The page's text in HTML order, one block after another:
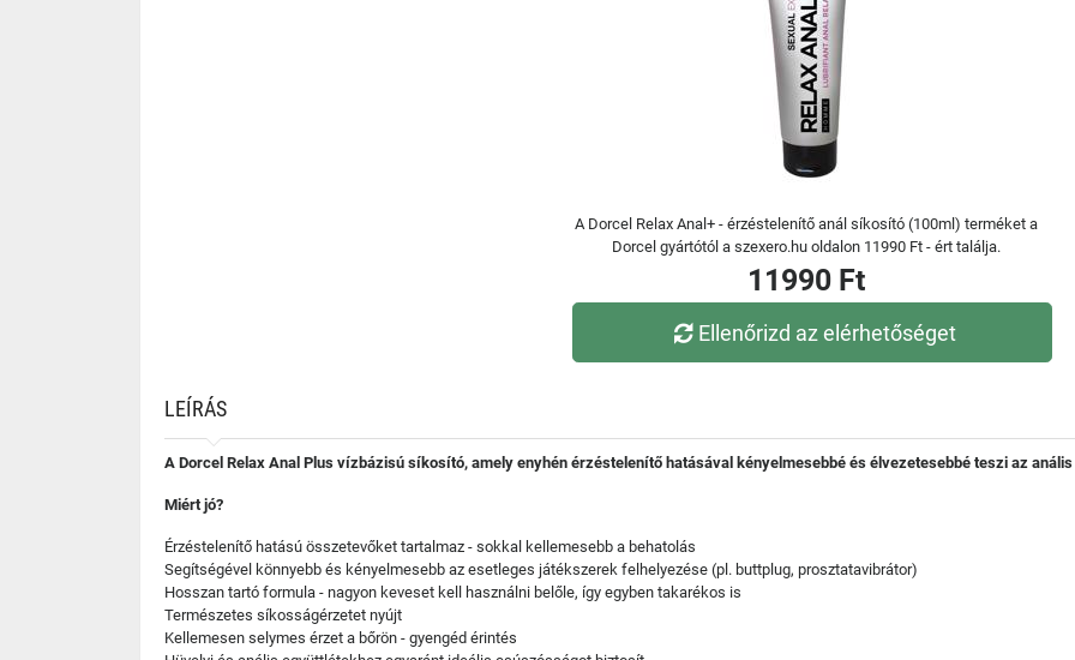
A Dorcel Relax Anal+ - érzéstelenítő anál síkosító (100ml) terméket a
Dorcel gyártótól a szexero.hu oldalon 11990 Ft - ért találja.
11990 Ft
Ellenőrizd az elérhetőséget
LEÍRÁS
A Dorcel Relax Anal Plus vízbázisú síkosító, amely enyhén érzéstelenítő hatásával kényelmesebbé és élvezetesebbé teszi az
Miért jó?
Érzéstelenítő hatású összetevőket tartalmaz - sokkal kellemesebb a behatolás
Segítségével könnyebb és kényelmesebb az esetleges játékszerek felhelyezése (pl. buttplug, prosztatavibrátor)
Hosszan tartó formula - nagyon keveset kell használni belőle, így egyben takarékos is
Természetes síkosságérzetet nyújt
Kellemesen selymes érzet a bőrön - gyengéd érintés